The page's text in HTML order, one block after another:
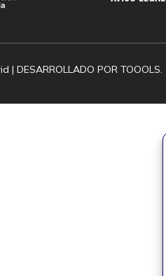
| DESARROLLADO POR TOOOLS.